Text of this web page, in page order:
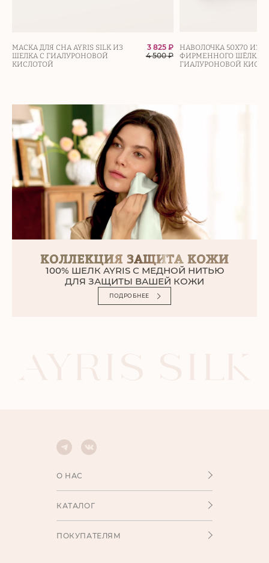
МАСКА ДЛЯ СНА AYRIS SILK ИЗ
ШЕЛКА С ГИАЛУРОНОВОЙ
КИСЛОТОЙ
3 825 ₽
4 500₽
НАВОЛОЧКА 50Х70 ИЗ
ФИРМЕННОГО ШЁЛКА С
ГИАЛУРОНОВОЙ
КОЛЛЕКЦИЯ ЗАЩИТА КОЖИ
100% ШЕЛК AYRIS С МЕДНОЙ НИТЬЮ
ДЛЯ ЗАЩИТЫ ВАШЕЙ КОЖИ
ПОДРОБНЕЕ
О НАС
КАТАЛОГ
ПОКУПАТЕЛЯМ